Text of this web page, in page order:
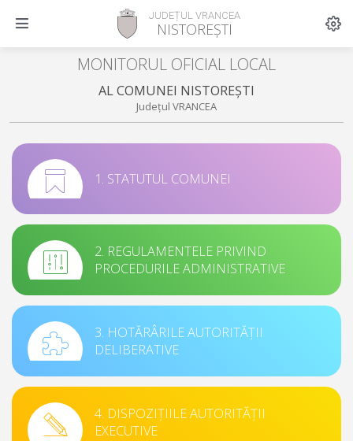
JUDEȚUL VRANCEA
NISTOREȘTI
MONITORUL OFICIAL LOCAL
AL COMUNEI NISTOREȘTI
Județul VRANCEA
1. STATUTUL COMUNEI
2. REGULAMENTELE PRIVIND
PROCEDURILE ADMINISTRATIVE
3. HOTĂRÂRILE AUTORITĂȚII
DELIBERATIVE
4. DISPOZIȚIILE AUTORITĂȚII
EXECUTIVE